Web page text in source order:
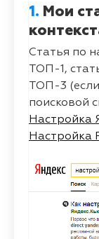
1. Мои
Статья по
ТОП-1,
ТОП-3
поисковой
Настройка
Настройка